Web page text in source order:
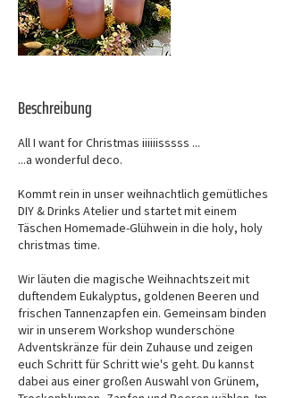
Beschreibung
All I want for Christmas iiiiiisssss ...
...a wonderful deco.
Kommt rein in unser weihnachtlich gemütliches
DIY & Drinks Atelier und startet mit einem
Täschen Homemade-Glühwein in die holy, holy
christmas time.
Wir läuten die magische Weihnachtszeit mit
duftendem Eukalyptus, goldenen Beeren und
frischen Tannenzapfen ein. Gemeinsam binden
wir in unserem Workshop wunderschöne
Adventskränze für dein Zuhause und zeigen
euch Schritt für Schritt wie's geht. Du kannst
dabei aus einer großen Auswahl von Grünem,